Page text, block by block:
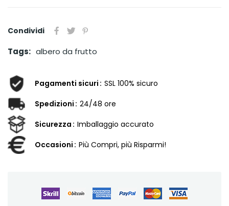
Condividi
Tags: albero da frutto
Pagamenti sicuri SSL 100% sicuro
Spedizioni 24/48 ore
Sicurezza Imballaggio accurato
Occasioni Più Compri, più Risparmi!